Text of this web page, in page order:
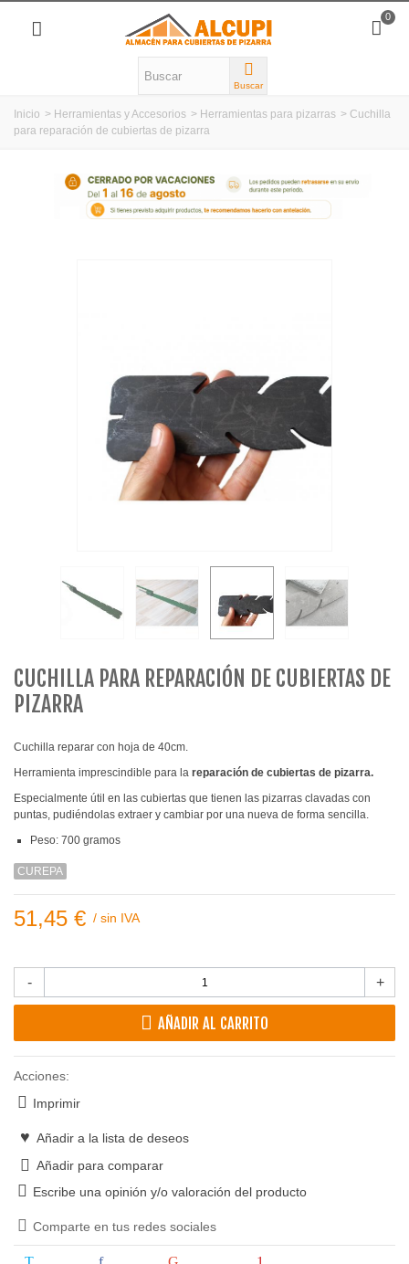
0
Buscar
Inicio > Herramientas y Accesorios > Herramientas para pizarras > Cuchilla
para reparación de cubiertas de pizarra
CUCHILLA PARA REPARACIÓN DE CUBIERTAS DE
PIZARRA
Cuchilla reparar con hoja de 40cm.
Herramienta imprescindible para la reparación de cubiertas de pizarra.
Especialmente útil en las cubiertas que tienen las pizarras clavadas con
puntas, pudiéndolas extraer y cambiar por una nueva de forma sencilla.
Peso: 700 gramos
CUREPA
51,45 € / sin IVA
- +
AÑADIR AL CARRITO
Acciones:
Imprimir
Añadir a la lista de deseos
Añadir para comparar
Escribe una opinión y/o valoración del producto
Comparte en tus redes sociales